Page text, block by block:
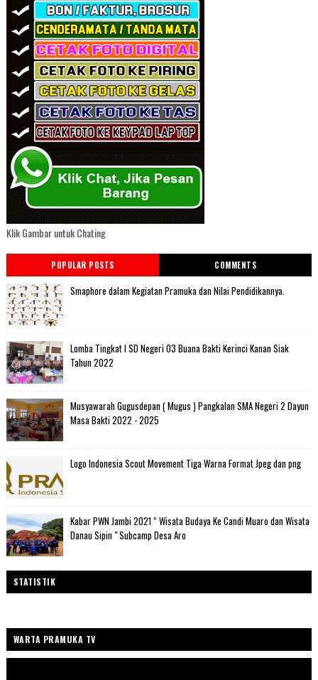
Klik Gambar untuk Chating
POPULAR POSTS COMMENTS
Smaphore dalam Kegiatan Pramuka dan Nilai Pendidikannya.
Lomba Tingkat I SD Negeri 03 Buana Bakti Kerinci Kanan Siak
Tahun 2022
Musyawarah Gugusdepan ( Mugus ) Pangkalan SMA Negeri 2 Dayun
Masa Bakti 2022 - 2025
Logo Indonesia Scout Movement Tiga Warna Format Jpeg dan png
Kabar PWN Jambi 2021 “ Wisata Budaya Ke Candi Muaro dan Wisata
Danau Sipin " Subcamp Desa Aro
STATISTIK
WARTA PRAMUKA TV